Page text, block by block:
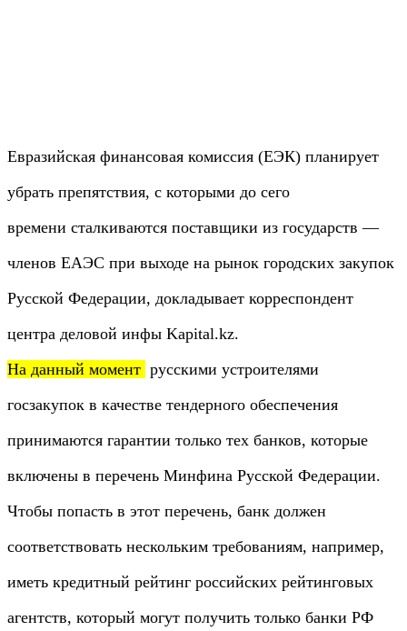
Евразийская финансовая комиссия (ЕЭК) планирует
убрать препятствия, с которыми до сего
времени сталкиваются поставщики из государств —
членов ЕАЭС при выходе на рынок городских закупок
Русской Федерации, докладывает корреспондент
центра деловой инфы Kapital.kz.
На данный момент русскими устроителями
госзакупок в качестве тендерного обеспечения
принимаются гарантии только тех банков, которые
включены в перечень Минфина Русской Федерации.
Чтобы попасть в этот перечень, банк должен
соответствовать нескольким требованиям, например,
иметь кредитный рейтинг российских рейтинговых
агентств, который могут получить только банки РФ